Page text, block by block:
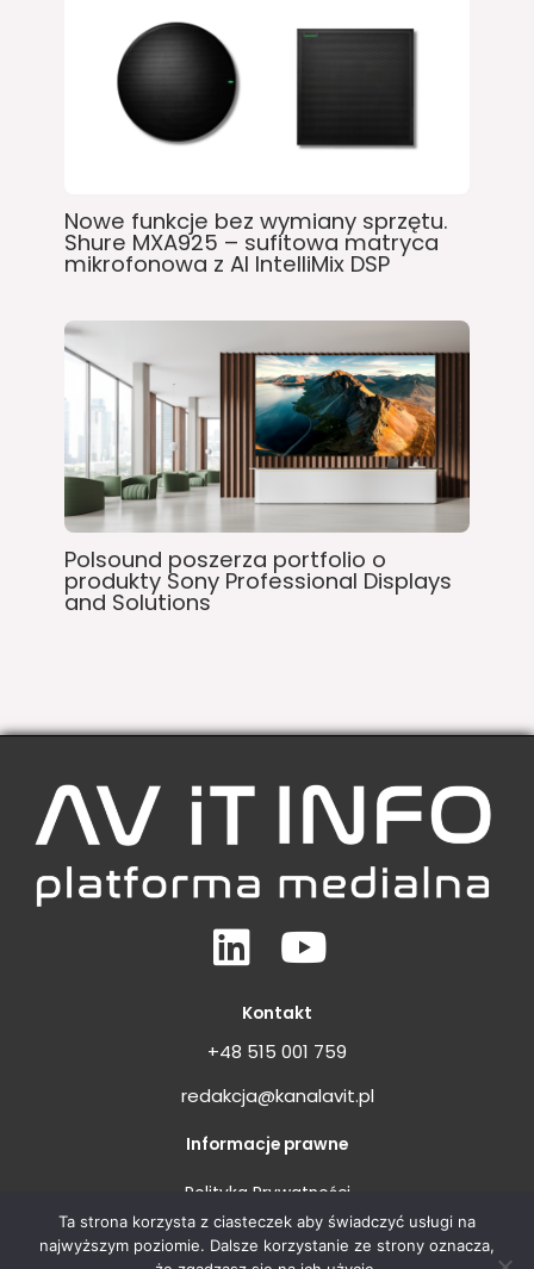
Nowe funkcje bez wymiany sprzętu.
Shure MXA925 – sufitowa matryca
mikrofonowa z AI IntelliMix DSP
Polsound poszerza portfolio o
produkty Sony Professional Displays
and Solutions
LinkedinYoutube
Kontakt
+48 515 001 759
redakcja@kanalavit.pl
Informacje prawne
Polityka Prywatności
Regulamin
Ta strona korzysta z ciasteczek aby świadczyć usługi na
najwyższym poziomie. Dalsze korzystanie ze strony oznacza,